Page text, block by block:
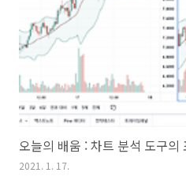
2021. 1. 17.